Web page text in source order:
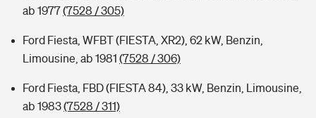
ab 1977(7528 / 305)
Ford Fiesta, WFBT (FIESTA, XR2), 62 kW, Benzin,
Limousine, ab 1981 (7528 / 306)
Ford Fiesta, FBD (FIESTA 84), 33 kW, Benzin, Limousine,
ab 1983(7528 / 311)